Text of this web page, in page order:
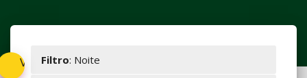
VoltarFiltro: Noite